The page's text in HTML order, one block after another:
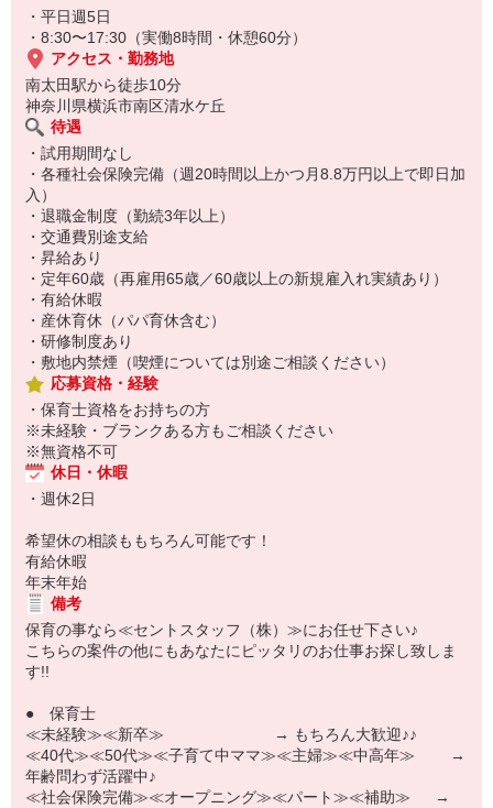
・平日週5日
・8:30〜17:30（実働8時間・休憩60分）
アクセス・勤務地
南太田駅から徒歩10分
神奈川県横浜市南区清水ケ丘
待遇
・試用期間なし
・各種社会保険完備（週20時間以上かつ月8.8万円以上で即日加
入）
・退職金制度（勤続3年以上）
・交通費別途支給
・昇給あり
・定年60歳（再雇用65歳／60歳以上の新規雇入れ実績あり）
・有給休暇
・産休育休（パパ育休含む）
・研修制度あり
・敷地内禁煙（喫煙については別途ご相談ください）
応募資格・経験
・保育士資格をお持ちの方
※未経験・ブランクある方もご相談ください
※無資格不可
休日・休暇
・週休2日
希望休の相談ももちろん可能です！
有給休暇
年末年始
備考
保育の事なら≪セントスタッフ（株）≫にお任せ下さい♪
こちらの案件の他にもあなたにピッタリのお仕事お探し致しま
す!!
● 保育士
≪未経験≫≪新卒≫ → もちろん大歓迎♪♪
≪40代≫≪50代≫≪子育て中ママ≫≪主婦≫≪中高年≫ →
年齢問わず活躍中♪
≪社会保険完備≫≪オープニング≫≪パート≫≪補助≫ →